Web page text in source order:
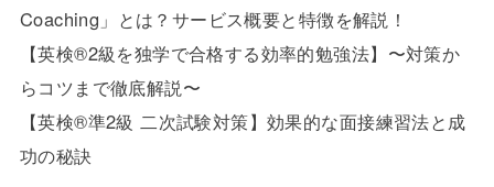
Coaching」とは？サービス概要と特徴を解説！
【英検®2級を独学で合格する効率的勉強法】〜対策か
らコツまで徹底解説〜
【英検®準2級 二次試験対策】効果的な面接練習法と成
功の秘訣